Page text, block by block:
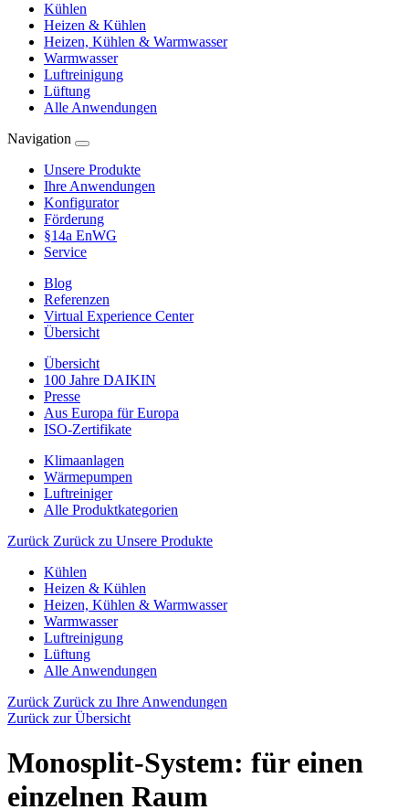
Kühlen
Heizen & Kühlen
Heizen, Kühlen & Warmwasser
Warmwasser
Luftreinigung
Lüftung
Alle Anwendungen
Navigation
Unsere Produkte
Ihre Anwendungen
Konfigurator
Förderung
§14a EnWG
Service
Blog
Referenzen
Virtual Experience Center
Übersicht
Übersicht
100 Jahre DAIKIN
Presse
Aus Europa für Europa
ISO-Zertifikate
Klimaanlagen
Wärmepumpen
Luftreiniger
Alle Produktkategorien
Zurück Zurück zu Unsere Produkte
Kühlen
Heizen & Kühlen
Heizen, Kühlen & Warmwasser
Warmwasser
Luftreinigung
Lüftung
Alle Anwendungen
Zurück Zurück zu Ihre Anwendungen
Zurück zur Übersicht
Monosplit-System: für einen
einzelnen Raum